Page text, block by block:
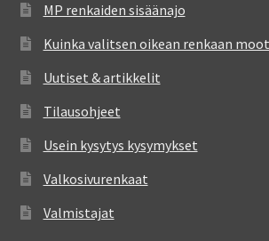
MP renkaiden sisäänajo
Kuinka valitsen oikean renkaan
Uutiset & artikkelit
Tilausohjeet
Usein kysytys kysymykset
Valkosivurenkaat
Valmistajat